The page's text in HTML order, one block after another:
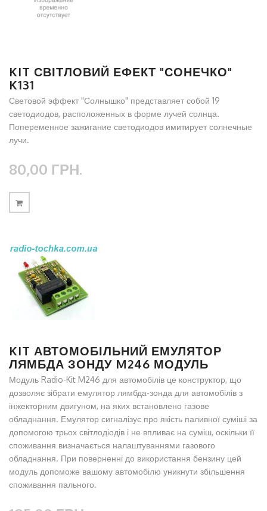
KIT СВІТЛОВИЙ ЕФЕКТ "СОНЕЧКО"
K131
Световой эффект "Солнышко" представляет собой 19
светодиодов, расположенных в форме лучей солнца.
Попеременное зажигание светодиодов имитирует солнечные
лучи.
80,00 ГРН.
KIT АВТОМОБІЛЬНИЙ ЕМУЛЯТОР
ЛЯМБДА ЗОНДУ M246 МОДУЛЬ
Модуль Radio-Kit M246 для автомобілів це конструктор, що
дозволяє зібрати емулятор лямбда-зонда для автомобілів з
інжекторним двигуном, на яких встановлено газове
обладнання. Емулятор сигналізує про якість паливної суміші за
допомогою трьох світлодіодів і не впливає на суміш, оскільки її
споживання визначається налаштуваннями газового
обладнання. При поверненні до використання бензину цей
модуль допоможе вашому автомобілю уникнути збільшення
споживання пального.